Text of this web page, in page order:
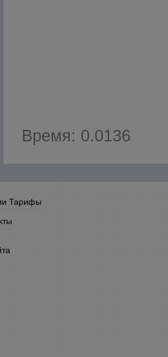
Время: 0.0136
Тарифы